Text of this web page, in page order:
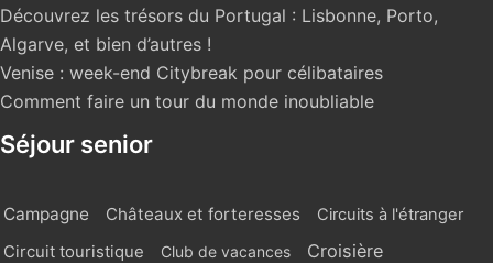
Découvrez les trésors du Portugal : Lisbonne, Porto,
Algarve, et bien d’autres !
Venise : week-end Citybreak pour célibataires
Comment faire un tour du monde inoubliable
Séjour senior
Campagne Châteaux et forteresses
Circuits à l'étranger
Circuit touristique
Club de vacances Croisière